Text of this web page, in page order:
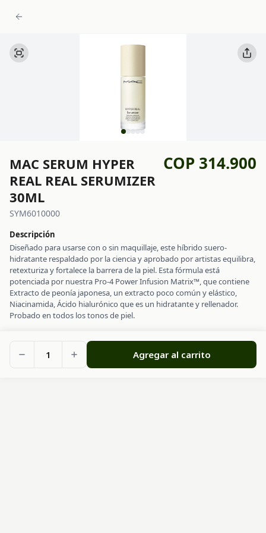
MAC SERUM HYPER
REAL REAL SERUMIZER
30ML
COP 314.900
SYM6010000
Descripción
Diseñado para usarse con o sin maquillaje, este híbrido suero-
hidratante respaldado por la ciencia y aprobado por artistas equilibra,
retexturiza y fortalece la barrera de la piel. Esta fórmula está
potenciada por nuestra Pro-4 Power Infusion Matrix™, que contiene
Extracto de peonía japonesa, un extracto poco común y elástico,
Niacinamida, Ácido hialurónico que es un hidratante y rellenador.
Probado en todos los tonos de piel.
1 Agregar al carrito